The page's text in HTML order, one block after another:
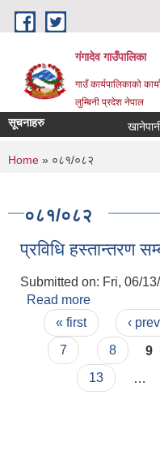
Skip to main content
गंगादेव गाउँपालिका
गाउँ कार्यपालिकाको
लुम्बिनी प्रदेश नेपाल
सूचनाहरु खानेपानी
You are here
Home » ०८१/०८२
०८१/०८२
प्रविधि हस्तान्तरण
Submitted on: Fri, 06/
Read more
Pages
« first ‹
7
8 9
13